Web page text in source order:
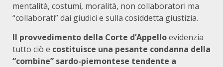
mentalità, costumi, moralità, non collaboratori ma
“collaborati” dai giudici e sulla cosiddetta giustizia.
Il provvedimento della Corte d’Appelloevidenzia
tutto ciò e costituisce una pesante condanna della
“combine” sardo-piemontese tendente a